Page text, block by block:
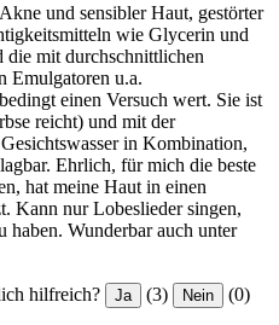
und sensibler Haut, gestörter
wie Glycerin und
mit durchschnittlichen
Emulgatoren u.a.
einen Versuch wert. Sie ist
reicht) und mit der
in Kombination,
Ehrlich, für mich die beste
hat meine Haut in einen
Kann nur Lobeslieder singen,
haben. Wunderbar auch unter
hilfreich? Ja (3) Nein (0)